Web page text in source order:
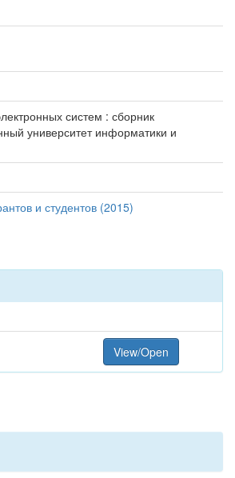
систем : сборник
университет информатики и
и студентов (2015)
View/Open